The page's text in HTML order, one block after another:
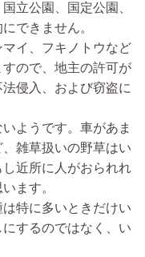
立公園、国定公園、
できません。
イ、フキノトウなど
ので、地主の許可が
侵入、および窃盗に
ようです。車があま
雑草扱いの野草はい
近所に人がおられれ
ます。
特に多いときだけい
するのではなく、い